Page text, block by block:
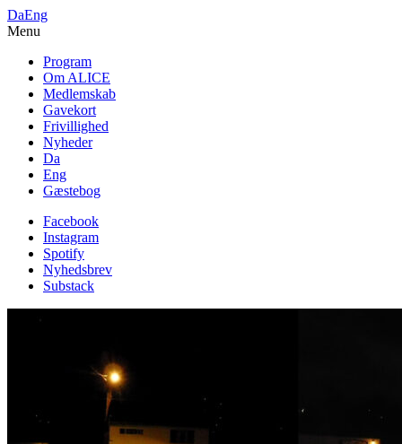
DaEng
Menu
Program
Om ALICE
Medlemskab
Gavekort
Frivillighed
Nyheder
Da
Eng
Gæstebog
Facebook
Instagram
Spotify
Nyhedsbrev
Substack